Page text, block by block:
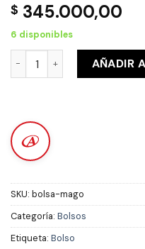
$ 345.000,00
6 disponibles
Bolsa Mago cantidad
AÑADIR
SKU: bolsa-mago
Categoría: Bolsos
Etiqueta: Bolso